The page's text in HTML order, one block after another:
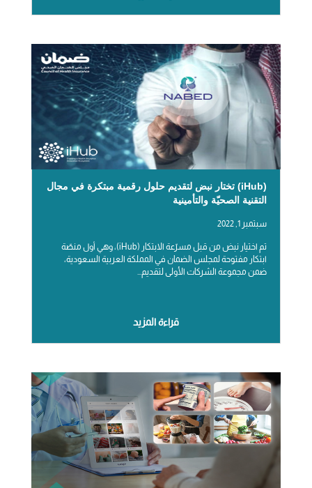
(iHub) تختار نبض لتقديم حلول رقمية مبتكرة في مجال
التقنية الصحيّة والتأمينية
سبتمبر 1, 2022
تم اختيار نبض من قبل مسرّعة الابتكار (iHub)، وهي أول منصّة
ابتكار مفتوحة لمجلس الضمان في المملكة العربية السعودية،
ضمن مجموعة الشركات الأولى لتقديم...
قراءة المزيد